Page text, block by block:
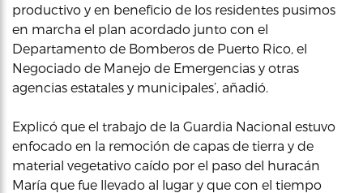
productivo y en beneficio de los residentes pusimos
en marcha el plan acordado junto con el
Departamento de Bomberos de Puerto Rico, el
Negociado de Manejo de Emergencias y otras
agencias estatales y municipales’, añadió.
Explicó que el trabajo de la Guardia Nacional estuvo
enfocado en la remoción de capas de tierra y de
material vegetativo caído por el paso del huracán
María que fue llevado al lugar y que con el tiempo